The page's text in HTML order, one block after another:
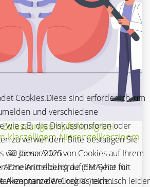
bei
klarzelligem Nierenzellkarzinom
30 Januar 2025
Arzneimittelbehörde (EMA) hat für
Welireg ® ) eine...
Cookies.Diese sind erforderlich, um
und verschiedene
wie z.B. die Diskussionsforen oder
zu verwenden. Bitte bestätigen Sie
wir diese Arten von Cookies auf Ihrem
Anmeldung auf der Seite mit
Akzeptanz der Cookies technisch leider